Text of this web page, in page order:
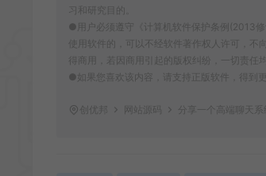
习和研究目的。
●用户必须遵守《计算机软件保护条例(2013
使用软件的，可以不经软件著作权人许可，
得商用，若因商用引起的版权纠纷，一切责任
●如果您喜欢该内容，请支持正版软件，得到
创优邦 网站源码 分享一个高端聊天